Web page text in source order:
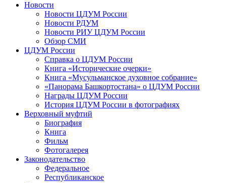
Новости
Новости ЦДУМ России
Новости РДУМ
Новости РИУ ЦДУМ России
Обзор СМИ
ЦДУМ России
Справка о ЦДУМ России
Книга «Исторические очерки»
Книга «Мусульманское духовное собрание»
«Панорама Башкортостана» о ЦДУМ России
Награды ЦДУМ России
История ЦДУМ России в фотографиях
Верховный муфтий
Биография
Книга
Фильм
Фотогалерея
Законодательство
Федеральное
Республиканское